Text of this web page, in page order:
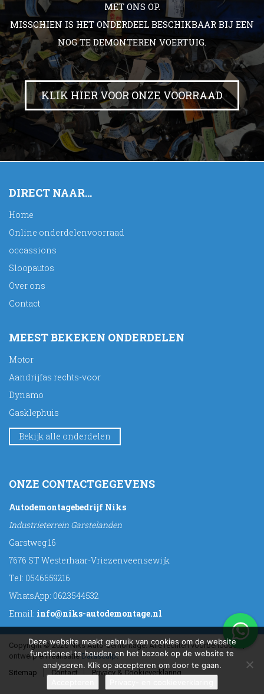
MET ONS OP.
MISSCHIEN IS HET ONDERDEEL BESCHIKBAAR BIJ EEN
NOG TE DEMONTEREN VOERTUIG.
KLIK HIER VOOR ONZE VOORRAAD
DIRECT NAAR...
Home
Online onderdelenvoorraad
occassions
Sloopautos
Over ons
Contact
MEEST BEKEKEN ONDERDELEN
Motor
Aandrijfas rechts-voor
Dynamo
Gasklephuis
Bekijk alle onderdelen
ONZE CONTACTGEGEVENS
Autodemontagebedrijf Niks
Industrieterrein Garstelanden
Garstweg 16
7676 ST Westerhaar-Vriezenveensewijk
Tel: 0546659216
WhatsApp: 0623544532
Email: info@niks-autodemontage.nl
Copyright © 2026 Niks Auto-demontage. Alle rechten voorbehouden |
ontwerp en realisatieDatasculpt
Sitemap
Contact Privacy & Cookieverklaring
Deze website maakt gebruik van cookies om de website
functioneel te houden en het bezoek op de website te
analyseren. Klik op accepteren om door te gaan.